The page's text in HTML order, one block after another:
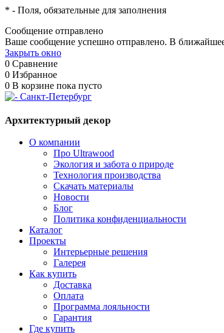
* - Поля, обязательные для заполнения
Сообщение отправлено
Ваше сообщение успешно отправлено. В
Закрыть окно
0 Сравнение
0 Избранное
0 В корзине пока пусто
Архитектурный декор
О компании
Про Ultrawood
Экология и забота о природе
Технология производства
Скачать материалы
Новости
Блог
Политика конфиденциальности
Каталог
Проекты
Интерьерные решения
Галерея
Как купить
Доставка
Оплата
Программа лояльности
Гарантия
Где купить